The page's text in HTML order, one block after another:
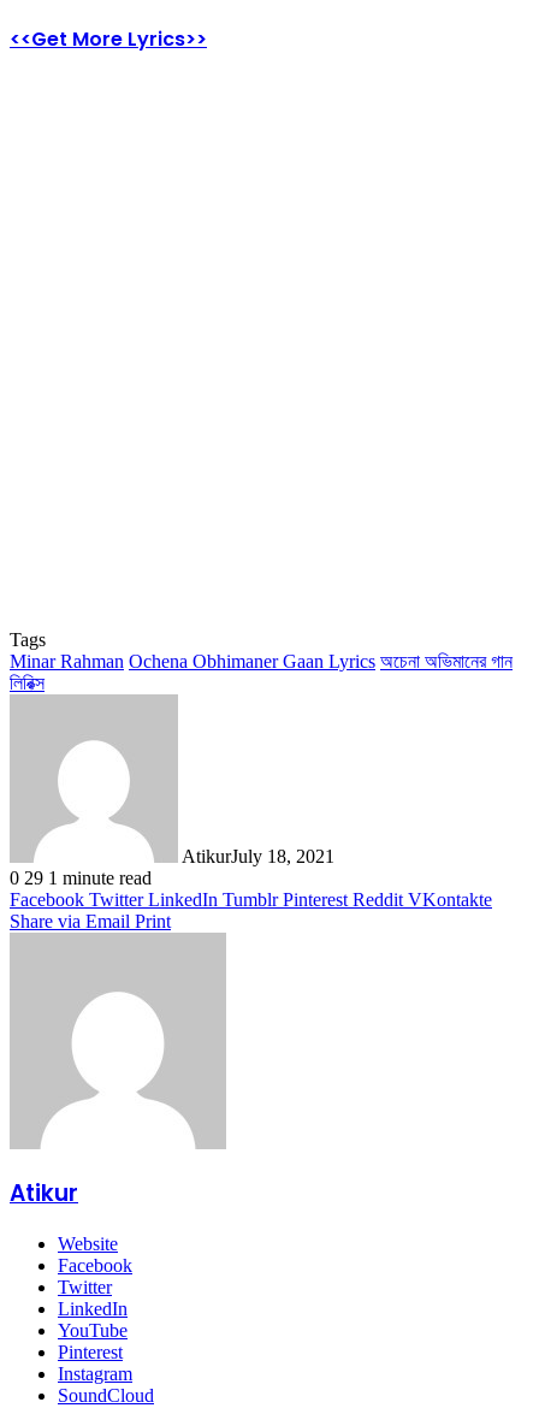
<<Get More Lyrics>>
Tags
Minar Rahman Ochena Obhimaner Gaan Lyrics অচেনা অভিমানের গান
লিরিক্স
AtikurJuly 18, 2021
0 29 1 minute read
Facebook Twitter LinkedIn Tumblr Pinterest Reddit VKontakte
Share via Email Print
Atikur
Website
Facebook
Twitter
LinkedIn
YouTube
Pinterest
Instagram
SoundCloud